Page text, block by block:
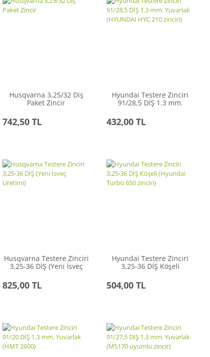
Husqvarna 3,25/32 Diş
Paket Zincir
742,50 TL
Hyundai Testere Zinciri
91/28,5 DİŞ 1.3 mm.
210 zinciri)
432,00 TL
Husqvarna Testere Zinciri
3,25-36 DİŞ (Yeni İsveç
825,00 TL
Hyundai Testere Zinciri
3,25-36 DİŞ Köşeli
zinciri)
504,00 TL